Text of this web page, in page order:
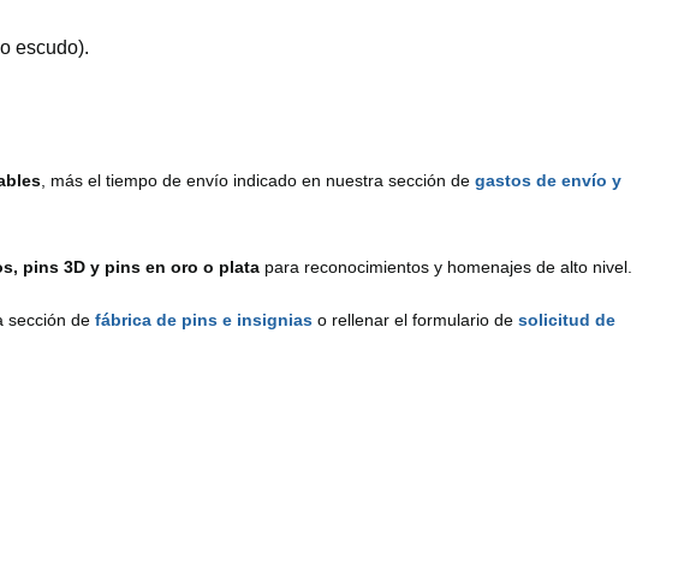
escudo).
, más el tiempo de envío indicado en nuestra sección degastos de envío y
pins 3D y pins en oro o plata para reconocimientos y homenajes de alto nivel.
sección defábrica de pins e insignias o rellenar el formulario desolicitud de